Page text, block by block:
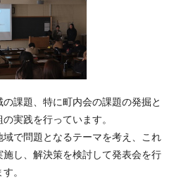
課題、特に町内会の課題の発掘と
実践を行っています。
で問題となるテーマを考え、これ
し、解決策を検討して発表会を行
。